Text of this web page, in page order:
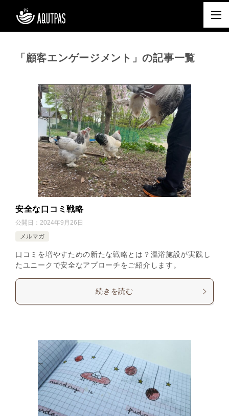
「顧客エンゲージメント」の記事一覧
安全な口コミ戦略
公開日： 2024年9月26日
メルマガ
口コミを増やすための新たな戦略とは？温浴施設が実践し
たユニークで安全なアプローチをご紹介します。
続きを読む